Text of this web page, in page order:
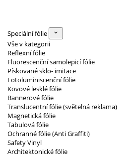
Speciální fólie
Vše v kategorii
Reflexní fólie
Fluorescenční samolepicí fólie
Pískované sklo- imitace
Fotoluminiscenční fólie
Kovové lesklé fólie
Bannerové fólie
Translucentní fólie (světelná reklama)
Magnetická fólie
Tabulová fólie
Ochranné fólie (Anti Graffiti)
Safety Vinyl
Architektonické fólie